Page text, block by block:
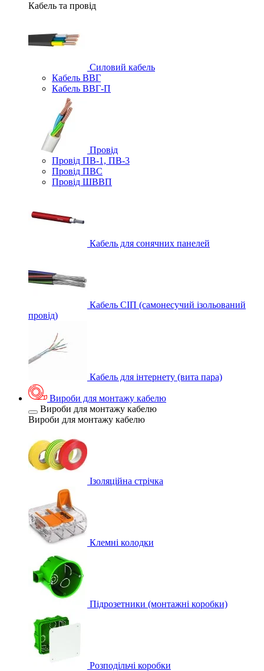
Кабель та провід
Силовий кабель
Кабель ВВГ
Кабель ВВГ-П
Провід
Провід ПВ-1, ПВ-3
Провід ПВС
Провід ШВВП
Кабель для сонячних панелей
Кабель СІП (самонесучий ізольований
провід)
Кабель для інтернету (вита пара)
Вироби для монтажу кабелю
Вироби для монтажу кабелю
Вироби для монтажу кабелю
Ізоляційна стрічка
Клемні колодки
Підрозетники (монтажні коробки)
Розподільчі коробки